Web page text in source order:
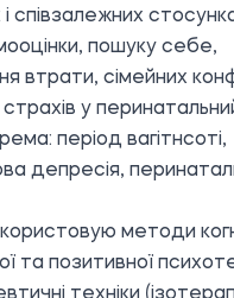
співзалежних
пошуку себе,
втрати, сімейних
у
період вагітнсоті,
депресія,
методи
та позитивної